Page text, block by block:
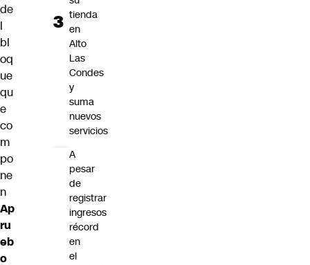
de
l
bl
oq
ue
qu
e
co
m
po
ne
n
Ap
ru
eb
o
tienda
en
Alto
Las
Condes
y
suma
nuevos
servicios
A
pesar
de
registrar
ingresos
récord
en
el